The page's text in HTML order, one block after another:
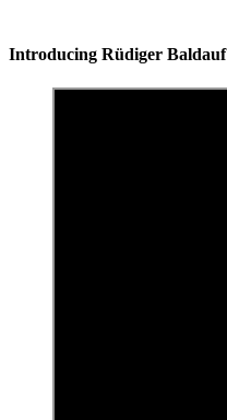
Introducing Rüdiger Baldauf